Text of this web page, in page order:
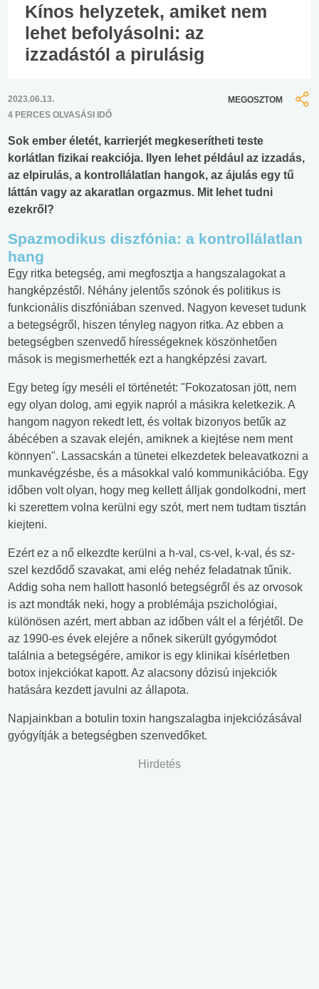
Kínos helyzetek, amiket nem
lehet befolyásolni: az
izzadástól a pirulásig
2023.06.13.
4 PERCES OLVASÁSI IDŐ
MEGOSZTOM
Sok ember életét, karrierjét megkeserítheti teste
korlátlan fizikai reakciója. Ilyen lehet például az izzadás,
az elpirulás, a kontrollálatlan hangok, az ájulás egy tű
láttán vagy az akaratlan orgazmus. Mit lehet tudni
ezekről?
Spazmodikus diszfónia: a kontrollálatlan
hang
Egy ritka betegség, ami megfosztja a hangszalagokat a
hangképzéstől. Néhány jelentős szónok és politikus is
funkcionális diszfóniában szenved. Nagyon keveset tudunk
a betegségről, hiszen tényleg nagyon ritka. Az ebben a
betegségben szenvedő hírességeknek köszönhetően
mások is megismerhették ezt a hangképzési zavart.
Egy beteg így meséli el történetét: "Fokozatosan jött, nem
egy olyan dolog, ami egyik napról a másikra keletkezik. A
hangom nagyon rekedt lett, és voltak bizonyos betűk az
ábécében a szavak elején, amiknek a kiejtése nem ment
könnyen". Lassacskán a tünetei elkezdetek beleavatkozni a
munkavégzésbe, és a másokkal való kommunikációba. Egy
időben volt olyan, hogy meg kellett álljak gondolkodni, mert
ki szerettem volna kerülni egy szót, mert nem tudtam tisztán
kiejteni.
Ezért ez a nő elkezdte kerülni a h-val, cs-vel, k-val, és sz-
szel kezdődő szavakat, ami elég nehéz feladatnak tűnik.
Addig soha nem hallott hasonló betegségről és az orvosok
is azt mondták neki, hogy a problémája pszichológiai,
különösen azért, mert abban az időben vált el a férjétől. De
az 1990-es évek elejére a nőnek sikerült gyógymódot
találnia a betegségére, amikor is egy klinikai kísérletben
botox injekciókat kapott. Az alacsony dózisú injekciók
hatására kezdett javulni az állapota.
Napjainkban a botulin toxin hangszalagba injekciózásával
gyógyítják a betegségben szenvedőket.
Hirdetés